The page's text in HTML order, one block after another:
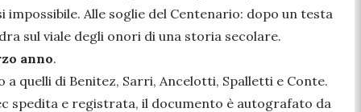
Alle soglie del Centenario: dopo un testa
sul viale degli onori di una storia secolare.
anno.
quelli di Benitez, Sarri, Ancelotti, Spalletti e Conte.
spedita e registrata, il documento è autografato da